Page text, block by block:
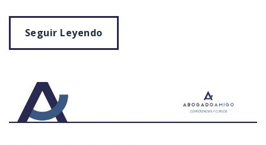
Seguir Leyendo